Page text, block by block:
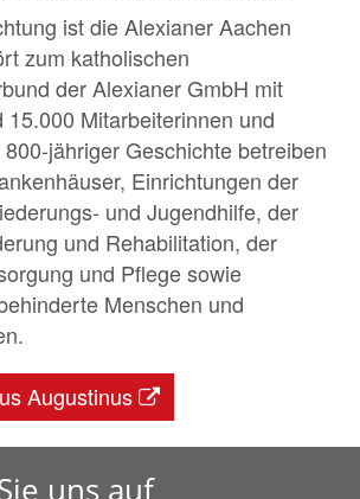
ist die Alexianer Aachen
zum katholischen
der Alexianer GmbH mit
15.000 Mitarbeiterinnen und
jähriger Geschichte betreiben
Einrichtungen der
und Jugendhilfe, der
und Rehabilitation, der
und Pflege sowie
Menschen und
Augustinus
uns auf